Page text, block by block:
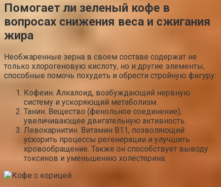
Помогает ли зеленый кофе в
вопросах снижения веса и сжигания
жира
Необжаренные зерна в своем составе содержат не
только хлорогеновую кислоту, но и другие элементы,
способные помочь похудеть и обрести стройную фигуру:
Кофеин. Алкалоид, возбуждающий нервную
систему и ускоряющий метаболизм.
Танин. Вещество (фенольное соединение),
увеличивающее двигательную активность.
Левокарнитин. Витамин B11, позволяющий
ускорить процессы регенерации и улучшить
кровообращение. Также он способствует выводу
токсинов и уменьшению холестерина.